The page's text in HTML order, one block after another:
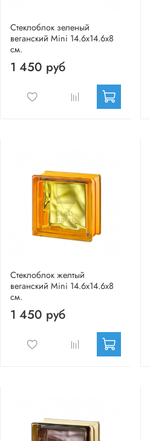
Стеклоблок зеленый
веганский Mini 14.6x14.6x8
см.
1 450 руб
Стеклоблок желтый
веганский Mini 14.6x14.6x8
см.
1 450 руб